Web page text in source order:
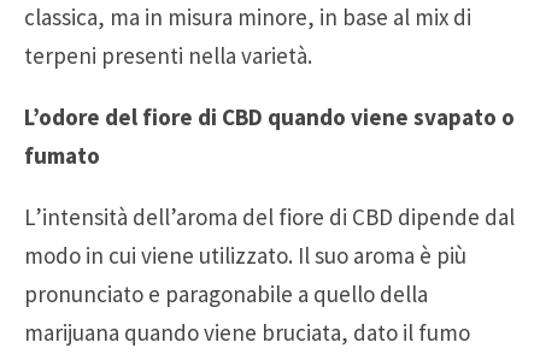
classica, ma in misura minore, in base al mix di
terpeni presenti nella varietà.
L’odore del fiore di CBD quando viene svapato o
fumato
L’intensità dell’aroma del fiore di CBD dipende dal
modo in cui viene utilizzato. Il suo aroma è più
pronunciato e paragonabile a quello della
marijuana quando viene bruciata, dato il fumo